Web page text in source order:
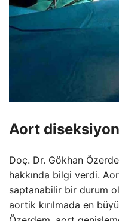
Aort
Doç. Dr. Gökhan
hakkında bilgi verdi.
saptanabilir bir durum
aortik kırılmada en